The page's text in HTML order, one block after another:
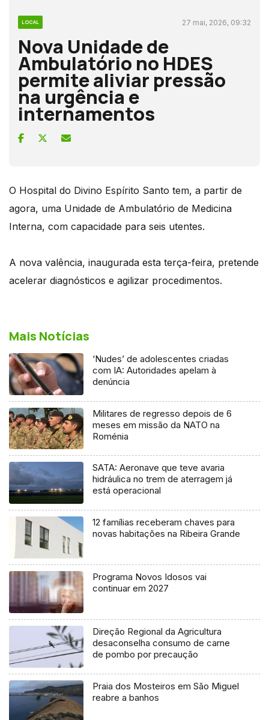
LOCAL 27 mai, 2026, 09:32
Nova Unidade de
Ambulatório no HDES
permite aliviar pressão
na urgência e
internamentos
O Hospital do Divino Espírito Santo tem, a partir de
agora, uma Unidade de Ambulatório de Medicina
Interna, com capacidade para seis utentes.
A nova valência, inaugurada esta terça-feira, pretende
acelerar diagnósticos e agilizar procedimentos.
Mais Notícias
‘Nudes’ de adolescentes criadas
com IA: Autoridades apelam à
denúncia
Militares de regresso depois de 6
meses em missão da NATO na
Roménia
SATA: Aeronave que teve avaria
hidráulica no trem de aterragem já
está operacional
12 famílias receberam chaves para
novas habitações na Ribeira Grande
Programa Novos Idosos vai
continuar em 2027
Direção Regional da Agricultura
desaconselha consumo de carne
de pombo por precaução
Praia dos Mosteiros em São Miguel
reabre a banhos